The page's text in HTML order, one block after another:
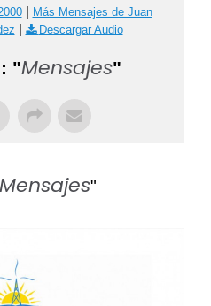
| Más Mensajes de Juan
| Descargar Audio
"Mensajes"
Mensajes"